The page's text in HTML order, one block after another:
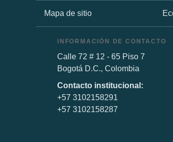
Mapa de sitio
INFORMACIÓN DE CONTACTO
Calle 72 # 12 - 65 Piso 7
Bogotá D.C., Colombia
Contacto institucional:
+57 3102158291
+57 3102158287